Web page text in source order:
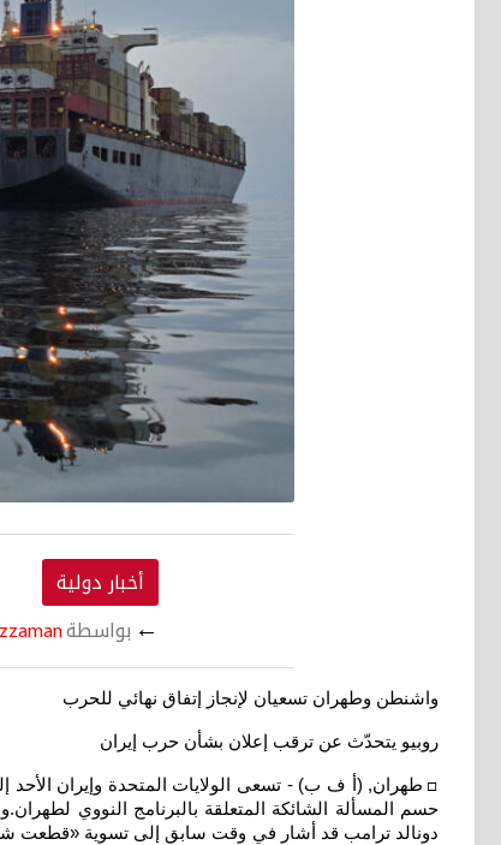
أخبار دولية
← بواسطة
واشنطن وطهران تسعيان لإنجاز إتفاق نهائي للحرب
روبيو يتحدّث عن ترقب إعلان بشأن حرب إيران
□ طهران, (أ ف ب) - تسعى الولايات المتحدة وإيران الأحد
حسم المسألة الشائكة المتعلقة بالبرنامج النووي